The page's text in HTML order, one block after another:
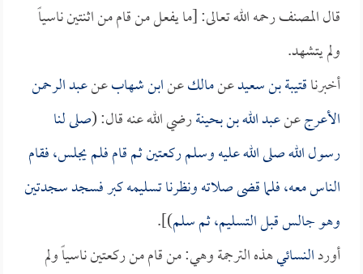
قال المصنف رحمه الله تعالى: [ما يفعل من قام من اثنتين ناسياً
ولم يتشهد.
أخبرناقتيبة بن سعيدعنمالكعنابن شهابعنعبد الرحمن
الأعرجعنعبد الله بن بحينةرضي الله عنه قال: (صلى لنا
رسول الله صلى الله عليه وسلم ركعتين ثم قام فلم يجلس، فقام
الناس معه، فلما قضى صلاته ونظرنا تسليمه كبر فسجد سجدتين
وهو جالس قبل التسليم، ثم سلم)].
أوردالنسائيهذه الترجمة وهي: من قام من ركعتين ناسياً ولم